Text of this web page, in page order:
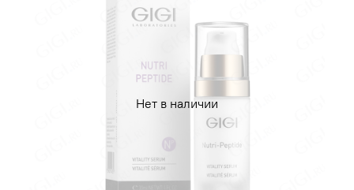
Нет в наличии